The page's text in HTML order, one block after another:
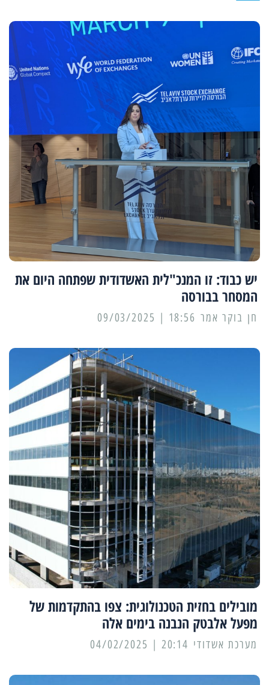
יש כבוד: זו המנכ"לית האשדודית שפתחה היום את
המסחר בבורסה
18:56 | 09/03/2025
מובילים בחזית הטכנולוגית: צפו בהתקדמות של
מפעל אלבטק הנבנה בימים אלה
מערכת אשדודי 20:14 | 04/02/2025